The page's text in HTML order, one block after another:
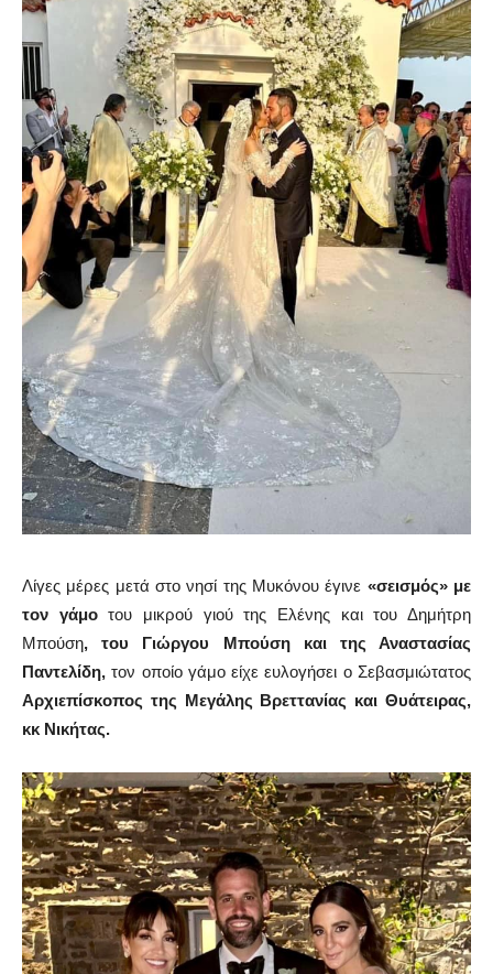
Λίγες μέρες μετά στο νησί της Μυκόνου έγινε «σεισμός» με
τον γάμοτου μικρού γιού της Ελένης και του Δημήτρη
Μπούση,του Γιώργου Μπούση και της Αναστασίας
Παντελίδη, τον οποίο γάμο είχε ευλογήσει ο Σεβασμιώτατος
Αρχιεπίσκοπος της Μεγάλης Βρεττανίας και Θυάτειρας,
κκ Νικήτας.